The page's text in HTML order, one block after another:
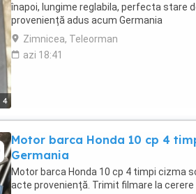
4
înapoi, lungime reglabila, perfecta stare
proveniență adus acum Germania
Zimnicea, Teleorman
azi 18:41
Motor barca Honda 10 cp 4
Germania
Motor barca Honda 10 cp 4 timpi cizma
acte proveniență. Trimit filmare la cerere